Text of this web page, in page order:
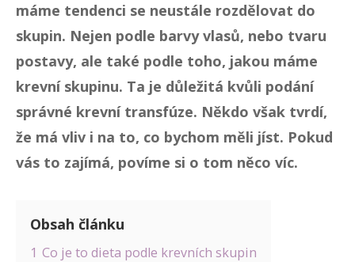
máme tendenci se neustále rozdělovat do
skupin. Nejen podle barvy vlasů, nebo tvaru
postavy, ale také podle toho, jakou máme
krevní skupinu. Ta je důležitá kvůli podání
správné krevní transfúze. Někdo však tvrdí,
že má vliv i na to, co bychom měli jíst. Pokud
vás to zajímá, povíme si o tom něco víc.
Obsah článku
1 Co je to dieta podle krevních skupin